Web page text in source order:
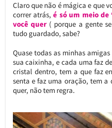
Claro que não é mágica e que
correr atrás,é só um meio de
você quer( porque a gente
tudo guardado, sabe?
Quase todas as minhas
sua caixinha, e cada uma faz
cristal dentro, tem a que faz
senta e faz uma oração, tem a
quer, não tem regra.